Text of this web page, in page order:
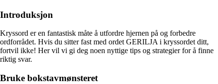
Introduksjon
Kryssord er en fantastisk måte å utfordre hjernen på og forbedre
ordforrådet. Hvis du sitter fast med ordet GERILJA i kryssordet ditt,
fortvil ikke! Her vil vi gi deg noen nyttige tips og strategier for å finne
riktig svar.
Bruke bokstavmønsteret